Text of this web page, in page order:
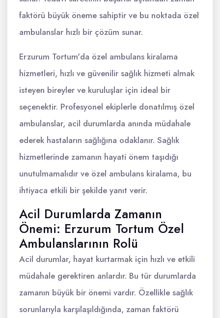
faktörü büyük öneme sahiptir ve bu noktada özel
ambulanslar hızlı bir çözüm sunar.
Erzurum Tortum'da özel ambulans kiralama
hizmetleri, hızlı ve güvenilir sağlık hizmeti almak
isteyen bireyler ve kuruluşlar için ideal bir
seçenektir. Profesyonel ekiplerle donatılmış özel
ambulanslar, acil durumlarda anında müdahale
ederek hastaların sağlığına odaklanır. Sağlık
hizmetlerinde zamanın hayati önem taşıdığı
unutulmamalıdır ve özel ambulans kiralama, bu
ihtiyaca etkili bir şekilde yanıt verir.
Acil Durumlarda Zamanın
Önemi: Erzurum Tortum Özel
Ambulanslarının Rolü
Acil durumlar, hayat kurtarmak için hızlı ve etkili
müdahale gerektiren anlardır. Bu tür durumlarda
zamanın büyük bir önemi vardır. Özellikle sağlık
sorunlarıyla karşılaşıldığında, zaman faktörü